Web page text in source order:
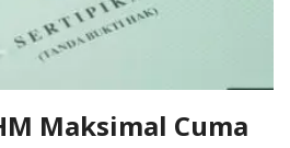
Maksimal Cuma